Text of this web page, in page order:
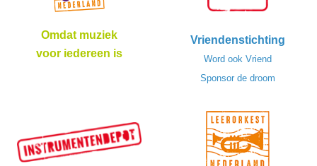
Omdat muziek
voor iedereen is
Vriendenstichting
Word ook Vriend
Sponsor de droom